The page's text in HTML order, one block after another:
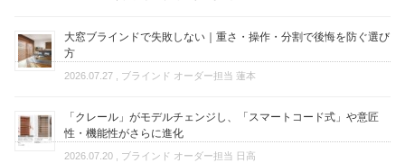
大窓ブラインドで失敗しない｜重さ・操作・分割で後悔を防ぐ選び
方
2026.07.27 , ブラインド オーダー担当 蓮本
「クレール」がモデルチェンジし、「スマートコード式」や意匠
性・機能性がさらに進化
2026.07.20 , ブラインド オーダー担当 日高